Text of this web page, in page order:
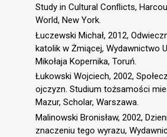
Study in Cultural Conﬂicts,
World, New York.
Łuczewski Michał, 2012,
katolik w Żmiącej, Wydawnictwo
Mikołaja Kopernika, Toruń.
Łukowski Wojciech, 2002,
ojczyzn. Studium tożsamości
Mazur, Scholar, Warszawa.
Malinowski Bronisław, 2002,
znaczeniu tego wyrazu,